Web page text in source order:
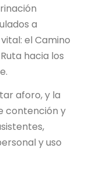
a
el Camino
hacia los
aforo, y la
contención y
y uso